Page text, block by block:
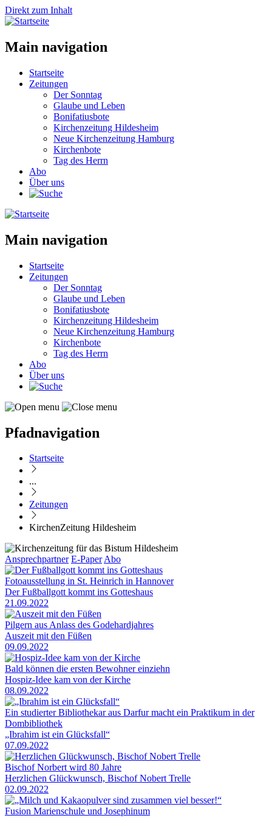
Direkt zum Inhalt
Main navigation
Startseite
Zeitungen
Der Sonntag
Glaube und Leben
Bonifatiusbote
Kirchenzeitung Hildesheim
Neue Kirchenzeitung Hamburg
Kirchenbote
Tag des Herrn
Abo
Über uns
Main navigation
Startseite
Zeitungen
Der Sonntag
Glaube und Leben
Bonifatiusbote
Kirchenzeitung Hildesheim
Neue Kirchenzeitung Hamburg
Kirchenbote
Tag des Herrn
Abo
Über uns
Pfadnavigation
Startseite
...
Zeitungen
KirchenZeitung Hildesheim
Ansprechpartner E-PaperAbo
Fotoausstellung in St. Heinrich in Hannover
Der Fußballgott kommt ins Gotteshaus
21.09.2022
Pilgern aus Anlass des Godehardjahres
Auszeit mit den Füßen
09.09.2022
Bald können die ersten Bewohner einziehn
Hospiz-Idee kam von der Kirche
08.09.2022
Ein studierter Bibliothekar aus Darfur macht ein Praktikum in der
Dombibliothek
„Ibrahim ist ein Glücksfall“
07.09.2022
Bischof Norbert wird 80 Jahre
Herzlichen Glückwunsch, Bischof Nobert Trelle
02.09.2022
Fusion Marienschule und Josephinum